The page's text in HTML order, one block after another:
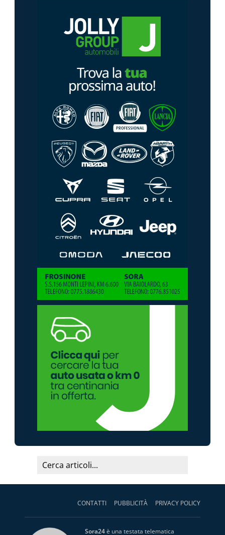
CONTATTI PUBBLICITÀ PRIVACY POLICY
Sora24è una testata telematica